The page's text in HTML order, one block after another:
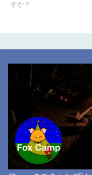
すか？